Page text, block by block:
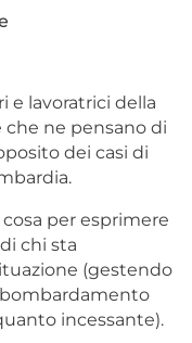
e lavoratrici della
ne pensano di
dei casi di
per esprimere
chi sta
(gestendo
incessante).